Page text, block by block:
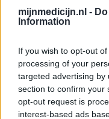
mijnmedicijn.nl -
Information
If you wish to opt-out
processing of your
targeted advertising by
section to confirm your
opt-out request is
interest-based ads
Schildklier -
Metoprolol (817)
Bloeddruk - betablokkers
Lyrica (795)
Epilepsie